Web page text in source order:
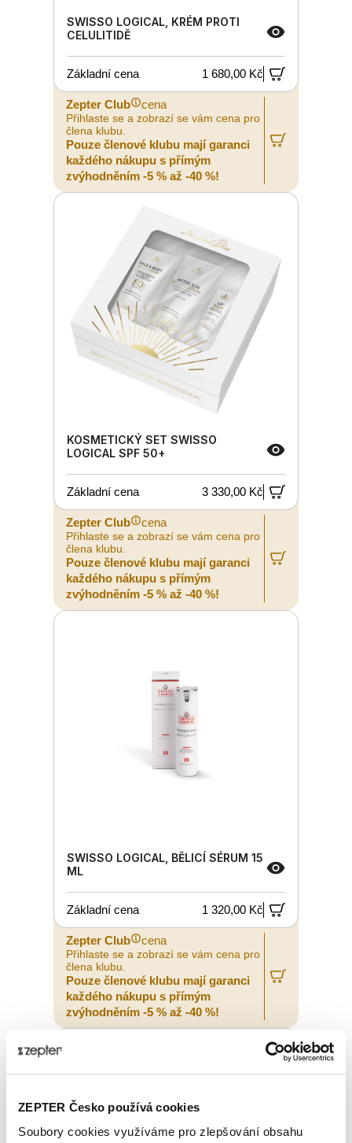
ZEPTER Česko používá cookies
Soubory cookies využíváme pro zlepšování obsahu
SWISSO LOGICAL, KRÉM PROTI
CELULITIDĚ
Základní cena 1 680,00 Kč
Zepter Club cena
Přihlaste se a zobrazí se vám cena pro
člena klubu.
Pouze členové klubu mají garanci
každého nákupu s přímým
zvýhodněním -5 % až -40 %!
KOSMETICKÝ SET SWISSO
LOGICAL SPF 50+
Základní cena 3 330,00 Kč
Zepter Club cena
Přihlaste se a zobrazí se vám cena pro
člena klubu.
Pouze členové klubu mají garanci
každého nákupu s přímým
zvýhodněním -5 % až -40 %!
SWISSO LOGICAL, BĚLICÍ SÉRUM 15
ML
Základní cena 1 320,00 Kč
Zepter Club cena
Přihlaste se a zobrazí se vám cena pro
člena klubu.
Pouze členové klubu mají garanci
každého nákupu s přímým
zvýhodněním -5 % až -40 %!